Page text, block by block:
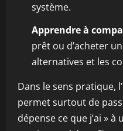
système.
Apprendre à
prêt ou d’acheter
alternatives et les
Dans le sens pratique,
permet surtout de
dépense ce que j’ai » à